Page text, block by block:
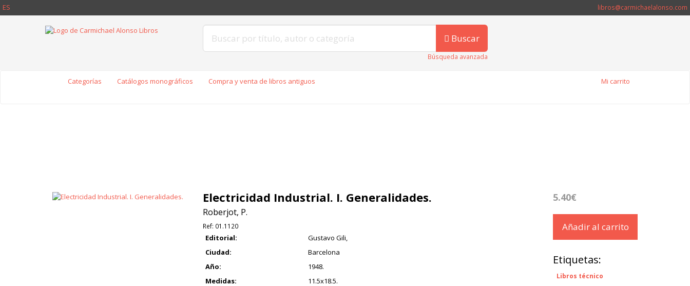
ES libros@carmichaelalonso.com
Buscar
Búsqueda avanzada
Categorías Catálogos monográficos Compra y venta de libros antiguos Mi carrito
Electricidad Industrial. I. Generalidades.
Roberjot, P.
Ref: 01.1120
Editorial:
Gustavo Gili,
Ciudad:
Barcelona
Año:
1948.
Medidas:
11.5x18.5.
5.40€
Añadir al carrito
Etiquetas:
Libros técnico